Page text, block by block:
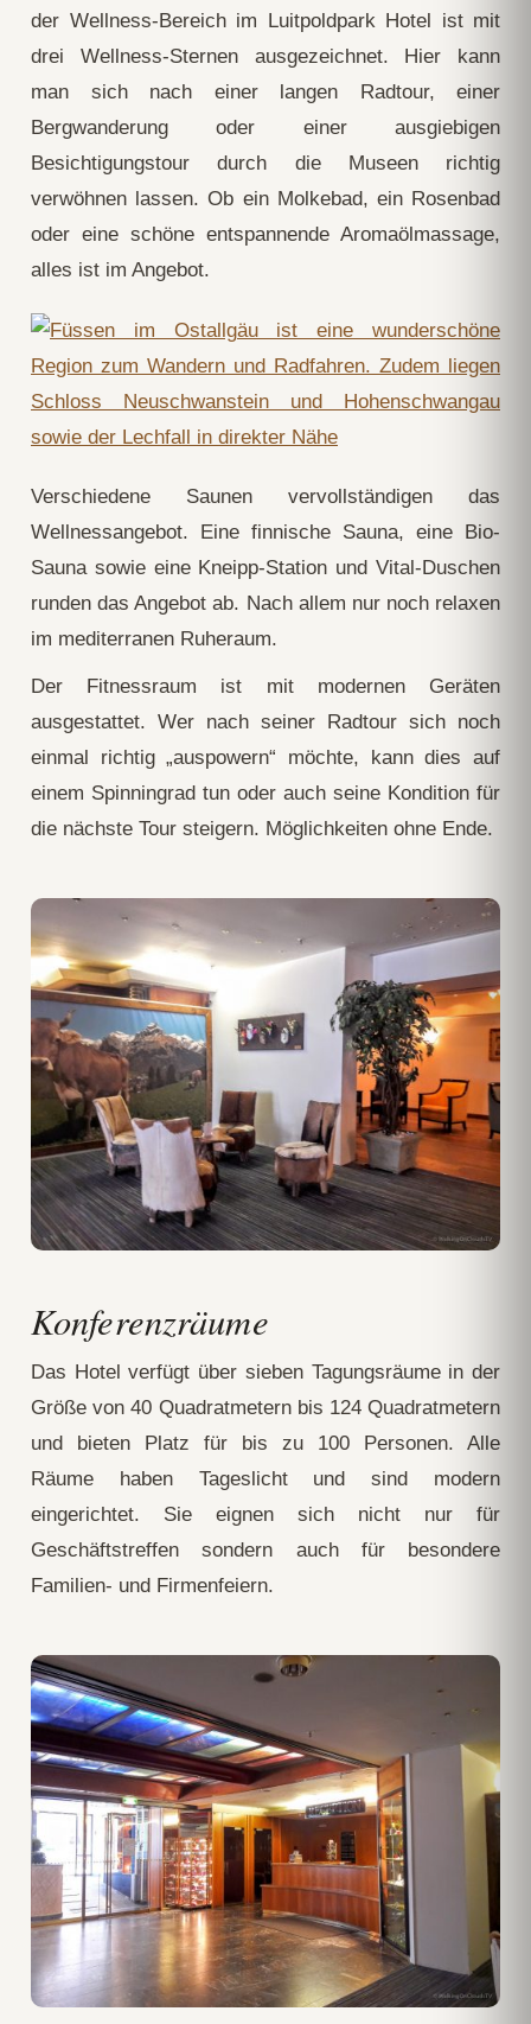
der Wellness-Bereich im Luitpoldpark Hotel ist mit
drei Wellness-Sternen ausgezeichnet. Hier kann
man sich nach einer langen Radtour, einer
Bergwanderung oder einer ausgiebigen
Besichtigungstour durch die Museen richtig
verwöhnen lassen. Ob ein Molkebad, ein Rosenbad
oder eine schöne entspannende Aromaölmassage,
alles ist im Angebot.
Verschiedene Saunen vervollständigen das
Wellnessangebot. Eine finnische Sauna, eine Bio-
Sauna sowie eine Kneipp-Station und Vital-Duschen
runden das Angebot ab. Nach allem nur noch relaxen
im mediterranen Ruheraum.
Der Fitnessraum ist mit modernen Geräten
ausgestattet. Wer nach seiner Radtour sich noch
einmal richtig „auspowern“ möchte, kann dies auf
einem Spinningrad tun oder auch seine Kondition für
die nächste Tour steigern. Möglichkeiten ohne Ende.
Konferenzräume
Das Hotel verfügt über sieben Tagungsräume in der
Größe von 40 Quadratmetern bis 124 Quadratmetern
und bieten Platz für bis zu 100 Personen. Alle
Räume haben Tageslicht und sind modern
eingerichtet. Sie eignen sich nicht nur für
Geschäftstreffen sondern auch für besondere
Familien- und Firmenfeiern.